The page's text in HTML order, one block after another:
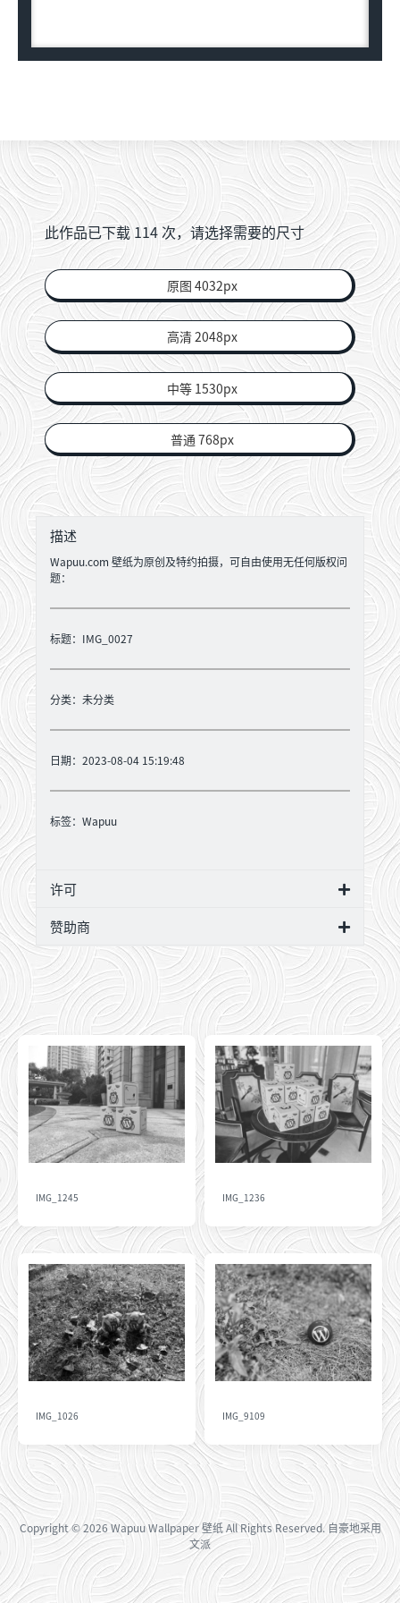
此作品已下载114 次，请选择需要的尺寸
原图 4032px
高清 2048px
中等 1530px
普通 768px
描述
Wapuu.com 壁纸为原创及特约拍摄，可自由使用无任何版权问
题：
标题：IMG_0027
分类： 未分类
日期：2023-08-04 15:19:48
标签： Wapuu
许可
赞助商
IMG_1245 IMG_1236
IMG_1026 IMG_9109
Copyright© 2026Wapuu Wallpaper 壁纸All Rights Reserved. 自豪地采用
文派